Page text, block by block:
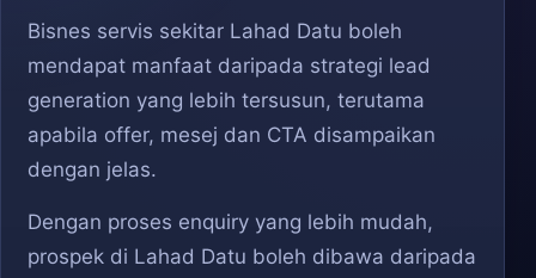
Bisnes servis sekitar Lahad Datu boleh
mendapat manfaat daripada strategi lead
generation yang lebih tersusun, terutama
apabila offer, mesej dan CTA disampaikan
dengan jelas.
Dengan proses enquiry yang lebih mudah,
prospek di Lahad Datu boleh dibawa daripada